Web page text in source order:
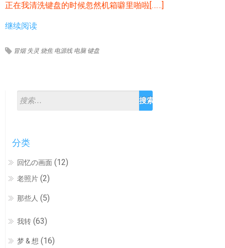
正在我清洗键盘的时候忽然机箱噼里啪啦[……]
继续阅读
冒烟 失灵 烧焦 电源线 电脑 键盘
分类
回忆の画面 (12)
老照片 (2)
那些人 (5)
我转 (63)
梦 & 想 (16)